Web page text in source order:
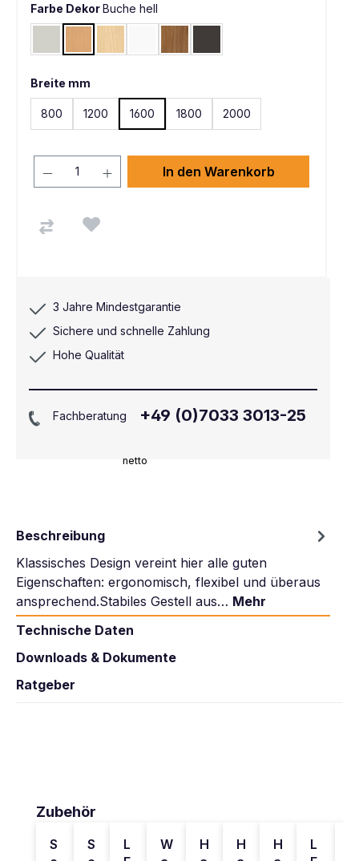
netto
Farbe DekorBuche hell
Breite mm
800 1200 1600 1800 2000
In den Warenkorb
3 Jahre Mindestgarantie
Sichere und schnelle Zahlung
Hohe Qualität
Fachberatung +49 (0)7033 3013-25
Beschreibung
Klassisches Design vereint hier alle guten
Eigenschaften: ergonomisch, flexibel und überaus
ansprechend.Stabiles Gestell aus… Mehr
Technische Daten
Downloads & Dokumente
Ratgeber
Produktgalerie überspringen
Zubehör
S
S
L
W
H
H
H
L